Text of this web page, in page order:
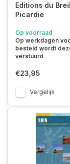
Editions du
Picardie
Op voorraad
Op werkdagen
besteld wordt
verstuurd
€23,95
Vergelijk